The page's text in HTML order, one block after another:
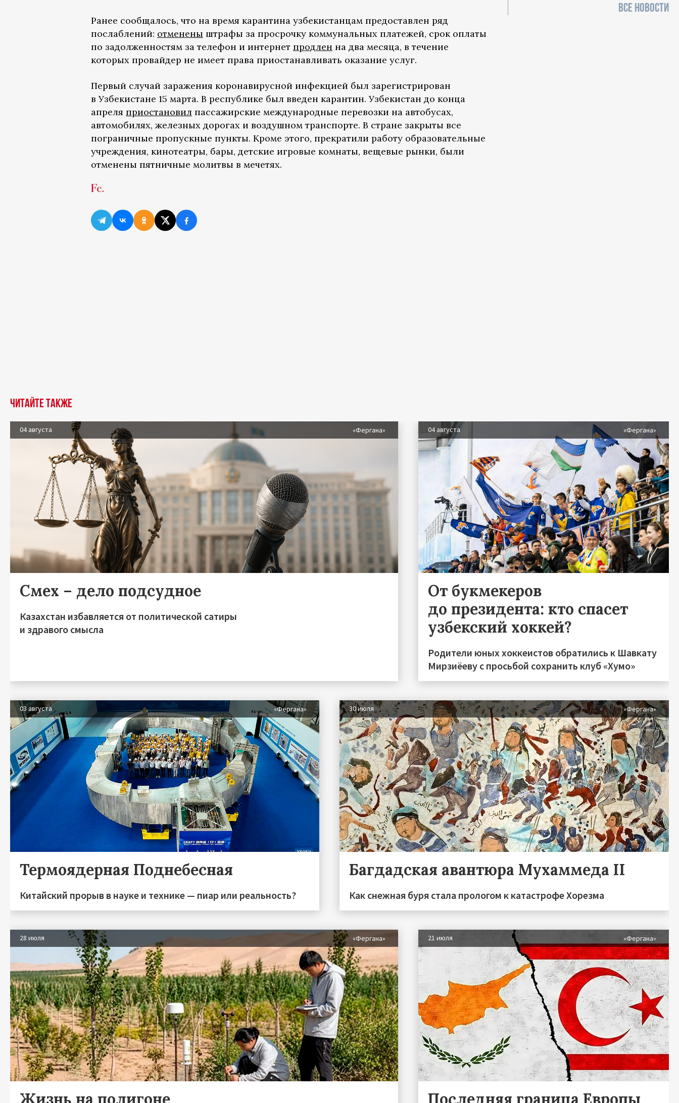
Ранее сообщалось, что на время карантина узбекистанцам предоставлен ряд
послаблений: отменены штрафы за просрочку коммунальных платежей, срок оплаты
по задолженностям за телефон и интернет продлен на два месяца, в течение
которых провайдер не имеет права приостанавливать оказание услуг.
Первый случай заражения коронавирусной инфекцией был зарегистрирован
в Узбекистане 15 марта. В республике был введен карантин. Узбекистан до конца
апреля приостановил пассажирские международные перевозки на автобусах,
автомобилях, железных дорогах и воздушном транспорте. В стране закрыты все
пограничные пропускные пункты. Кроме этого, прекратили работу образовательные
учреждения, кинотеатры, бары, детские игровые комнаты, вещевые рынки, были
отменены пятничные молитвы в мечетях.
ВСЕ НОВОСТИ
Читайте также
04 августа «Фергана»
Смех – дело подсудное
Казахстан избавляется от политической сатиры
и здравого смысла
04 августа «Фергана»
От букмекеров
до президента: кто спасет
узбекский хоккей?
Родители юных хоккеистов обратились к Шавкату
Мирзиёеву с просьбой сохранить клуб «Хумо»
03 августа «Фергана»
Термоядерная Поднебесная
Китайский прорыв в науке и технике — пиар или реальность?
30 июля «Фергана»
Багдадская авантюра Мухаммеда II
Как снежная буря стала прологом к катастрофе Хорезма
28 июля «Фергана»
Жизнь на полигоне
21 июля «Фергана»
Последняя граница Европы